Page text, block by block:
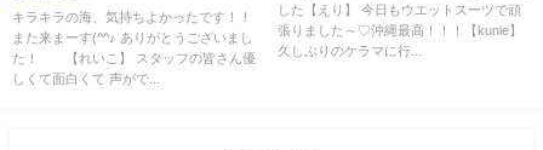
キラキラの海、気持ちよかったです！！
また来まーす(^^♪ ありがとうございまし
た！ 【れいこ】 スタッフの皆さん優
しくて面白くて 声がで...
した【えり】 今日もウエットスーツで頑
張りました～♡沖縄最高！！！【kunie】
久しぶりのケラマに行...